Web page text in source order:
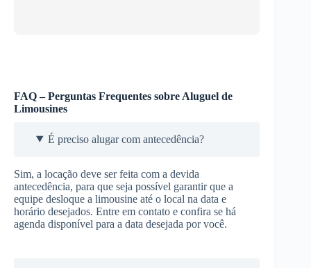
FAQ – Perguntas Frequentes sobre Aluguel de
Limousines
É preciso alugar com antecedência?
Sim, a locação deve ser feita com a devida
antecedência, para que seja possível garantir que a
equipe desloque a limousine até o local na data e
horário desejados. Entre em contato e confira se há
agenda disponível para a data desejada por você.